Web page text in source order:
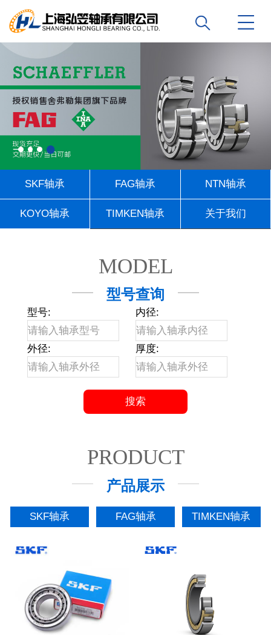
SKF轴承 FAG轴承 NTN轴承
KOYO轴承 TIMKEN轴承 关于我们
MODEL
型号查询
型号: 内径:
外径: 厚度:
PRODUCT
产品展示
SKF轴承 FAG轴承 TIMKEN轴承